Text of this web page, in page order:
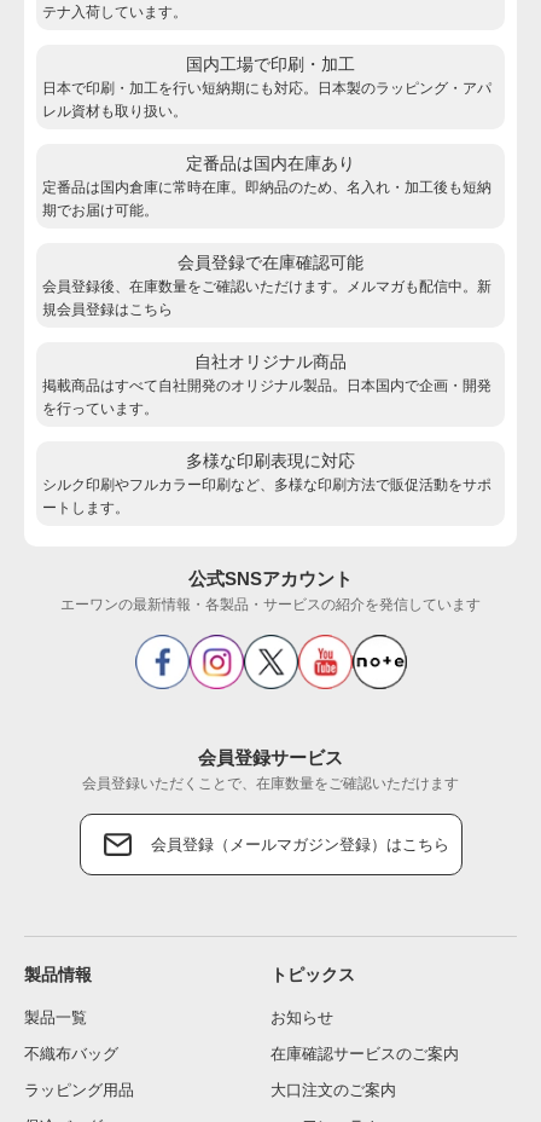
テナ入荷しています。
国内工場で印刷・加工
日本で印刷・加工を行い短納期にも対応。日本製のラッピング・アパ
レル資材も取り扱い。
定番品は国内在庫あり
定番品は国内倉庫に常時在庫。即納品のため、名入れ・加工後も短納
期でお届け可能。
会員登録で在庫確認可能
会員登録後、在庫数量をご確認いただけます。メルマガも配信中。新
規会員登録はこちら
自社オリジナル商品
掲載商品はすべて自社開発のオリジナル製品。日本国内で企画・開発
を行っています。
多様な印刷表現に対応
シルク印刷やフルカラー印刷など、多様な印刷方法で販促活動をサポ
ートします。
公式SNSアカウント
エーワンの最新情報・各製品・サービスの紹介を発信しています
会員登録サービス
会員登録いただくことで、在庫数量をご確認いただけます
会員登録（メールマガジン登録）はこちら
製品情報
製品一覧
不織布バッグ
ラッピング用品
トピックス
お知らせ
在庫確認サービスのご案内
大口注文のご案内